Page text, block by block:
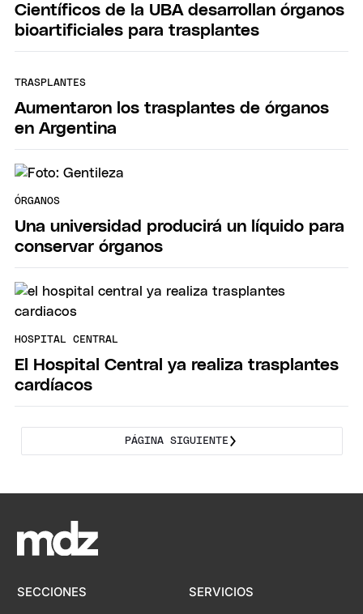
Científicos de la UBA desarrollan órganos
bioartificiales para trasplantes
TRASPLANTES
Aumentaron los trasplantes de órganos
en Argentina
ÓRGANOS
Una universidad producirá un líquido para
conservar órganos
HOSPITAL CENTRAL
El Hospital Central ya realiza trasplantes
cardíacos
PÁGINA SIGUIENTE
SECCIONES SERVICIOS